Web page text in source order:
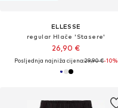
ELLESSE
regular Hlače 'Stasere'
26,90 €
Posljednja najniža cijena:29,90 €-10%